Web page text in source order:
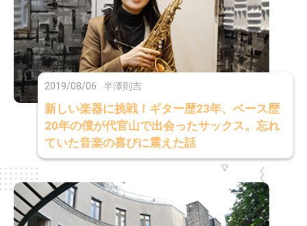
2019/08/06 半澤則吉
新しい楽器に挑戦！ギター歴23年、ベース歴
20年の僕が代官山で出会ったサックス。忘れ
ていた音楽の喜びに震えた話